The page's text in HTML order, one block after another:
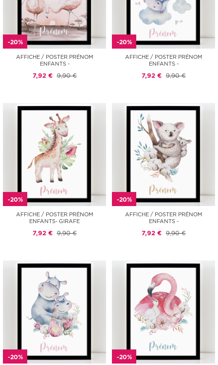
-20%
AFFICHE / POSTER PRÉNOM
ENFANTS -
7,92 € 9,90 €
-20%
AFFICHE / POSTER PRÉNOM
ENFANTS -
7,92 € 9,90 €
-20%
AFFICHE / POSTER PRÉNOM
ENFANTS- GIRAFE
7,92 € 9,90 €
-20%
AFFICHE / POSTER PRÉNOM
ENFANTS -
7,92 € 9,90 €
-20% -20%